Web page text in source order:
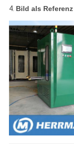
4. Bild als Referenz